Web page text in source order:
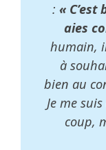
: « C’est
aies
humain,
à
bien au
Je me
coup,